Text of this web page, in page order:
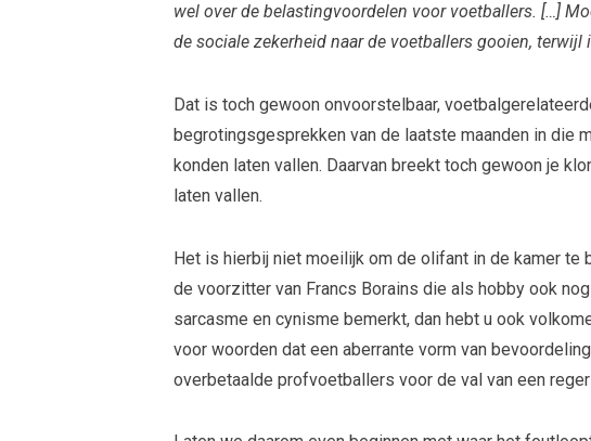
wel over de belastingvoordelen voor voetballers. […]
de sociale zekerheid naar de voetballers gooien, terwijl
Dat is toch gewoon onvoorstelbaar,
begrotingsgesprekken van de laatste maanden in die
konden laten vallen. Daarvan breekt toch gewoon je
laten vallen.
Het is hierbij niet moeilijk om de olifant in de kamer te
de voorzitter van Francs Borains die als hobby ook
sarcasme en cynisme bemerkt, dan hebt u ook
voor woorden dat een aberrante vorm van
overbetaalde profvoetballers voor de val van een